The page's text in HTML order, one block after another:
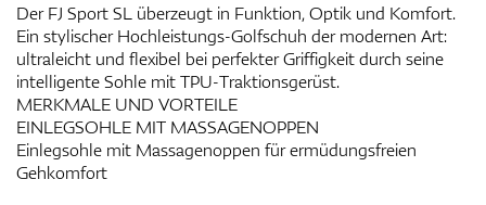
Der FJ Sport SL überzeugt in Funktion, Optik und Komfort.
Ein stylischer Hochleistungs-Golfschuh der modernen Art:
ultraleicht und flexibel bei perfekter Griffigkeit durch seine
intelligente Sohle mit TPU-Traktionsgerüst.
MERKMALE UND VORTEILE
EINLEGSOHLE MIT MASSAGENOPPEN
Einlegsohle mit Massagenoppen für ermüdungsfreien
Gehkomfort